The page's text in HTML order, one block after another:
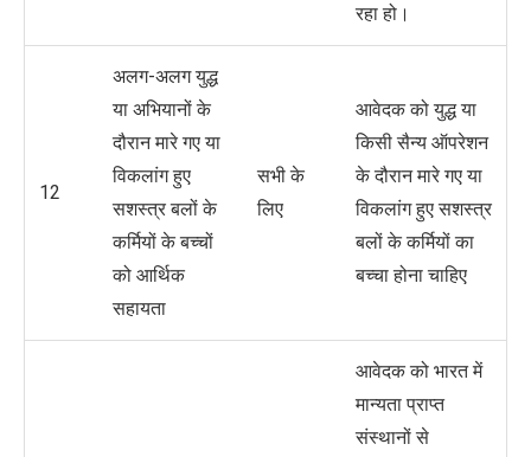
रहा हो।
12
अलग-अलग युद्ध
या अभियानों के
दौरान मारे गए या
विकलांग हुए
सशस्त्र बलों के
कर्मियों के बच्चों
को आर्थिक
सहायता
सभी के
लिए
आवेदक को युद्ध या
किसी सैन्य ऑपरेशन
के दौरान मारे गए या
विकलांग हुए सशस्त्र
बलों के कर्मियों का
बच्चा होना चाहिए
आवेदक को भारत में
मान्यता प्राप्त
संस्थानों से